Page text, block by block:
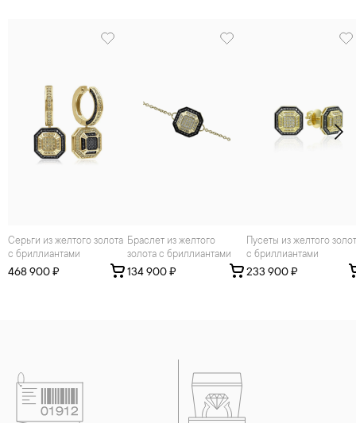
Серьги из желтого золота
с бриллиантами
468 900 ₽
Браслет из желтого
золота с бриллиантами
134 900 ₽
Пусеты из желтого золота
с бриллиантами
233 900 ₽